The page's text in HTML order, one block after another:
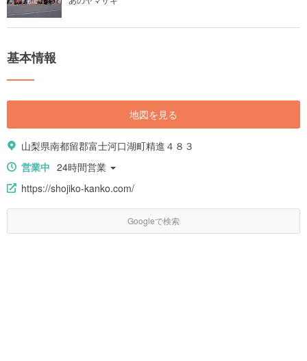
基本情報
地図を見る
山梨県南都留郡富士河口湖町精進４８３
営業中 24時間営業
https://shojiko-kanko.com/
Googleで検索